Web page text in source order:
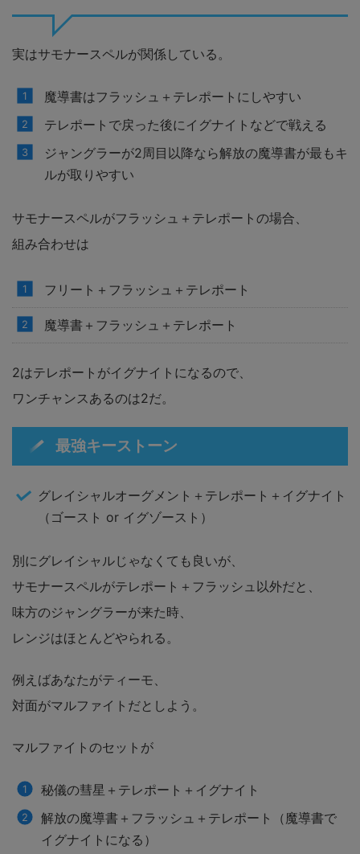
実はサモナースペルが関係している。
魔導書はフラッシュ＋テレポートにしやすい
テレポートで戻った後にイグナイトなどで戦える
ジャングラーが2周目以降なら解放の魔導書が最もキ
ルが取りやすい
サモナースペルがフラッシュ＋テレポートの場合、
組み合わせは
フリート＋フラッシュ＋テレポート
魔導書＋フラッシュ＋テレポート
2はテレポートがイグナイトになるので、
ワンチャンスあるのは2だ。
最強キーストーン
グレイシャルオーグメント＋テレポート＋イグナイト
（ゴースト or イグゾースト）
別にグレイシャルじゃなくても良いが、
サモナースペルがテレポート＋フラッシュ以外だと、
味方のジャングラーが来た時、
レンジはほとんどやられる。
例えばあなたがティーモ、
対面がマルファイトだとしよう。
マルファイトのセットが
秘儀の彗星＋テレポート＋イグナイト
解放の魔導書＋フラッシュ＋テレポート（魔導書で
イグナイトになる）